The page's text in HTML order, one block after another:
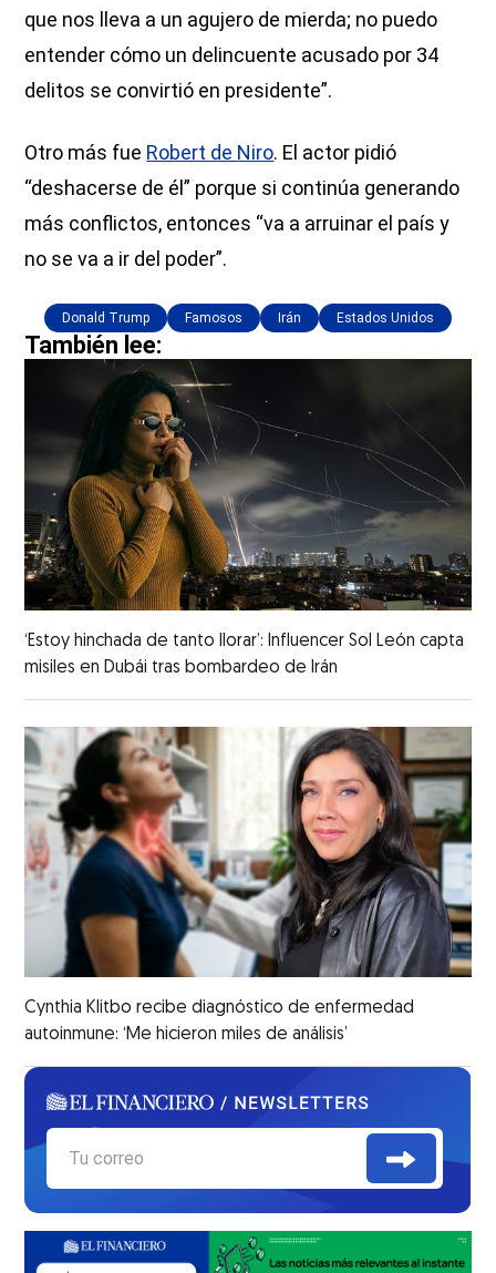
que nos lleva a un agujero de mierda; no puedo
entender cómo un delincuente acusado por 34
delitos se convirtió en presidente”.
Otro más fue Robert de Niro. El actor pidió
“deshacerse de él” porque si continúa generando
más conflictos, entonces “va a arruinar el país y
no se va a ir del poder”.
Donald Trump Famosos Irán Estados Unidos
También lee:
‘Estoy hinchada de tanto llorar’: Influencer Sol León capta
misiles en Dubái tras bombardeo de Irán
Cynthia Klitbo recibe diagnóstico de enfermedad
autoinmune: ‘Me hicieron miles de análisis’